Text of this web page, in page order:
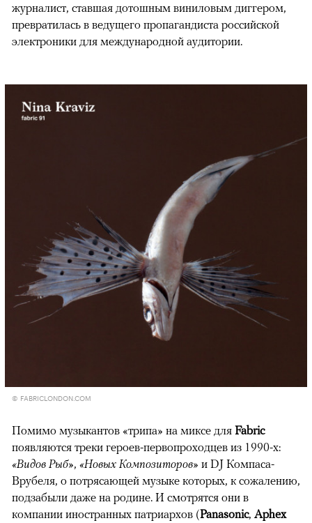
журналист, ставшая дотошным виниловым диггером,
превратилась в ведущего пропагандиста российской
электроники для международной аудитории.
© FABRICLONDON.COM
Помимо музыкантов «трипа» на миксе для Fabric
появляются треки героев-первопроходцев из 1990-х:
«Видов Рыб», «Новых Композиторов» и DJ Компаса-
Врубеля, о потрясающей музыке которых, к сожалению,
подзабыли даже на родине. И смотрятся они в
компании иностранных патриархов (Panasonic, Aphex